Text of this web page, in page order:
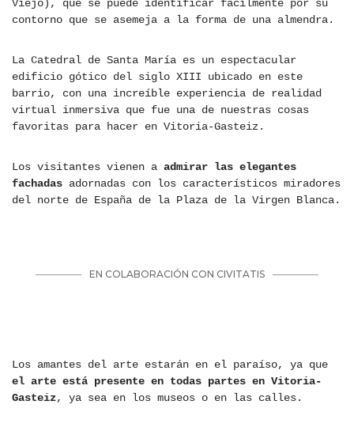
Viejo), que se puede identificar fácilmente por su
contorno que se asemeja a la forma de una almendra.
La Catedral de Santa María es un espectacular
edificio gótico del siglo XIII ubicado en este
barrio, con una increíble experiencia de realidad
virtual inmersiva que fue una de nuestras cosas
favoritas para hacer en Vitoria-Gasteiz.
Los visitantes vienen a admirar las elegantes
fachadas adornadas con los característicos miradores
del norte de España de la Plaza de la Virgen Blanca.
Los amantes del arte estarán en el paraíso, ya que
el arte está presente en todas partes en Vitoria-
Gasteiz, ya sea en los museos o en las calles.